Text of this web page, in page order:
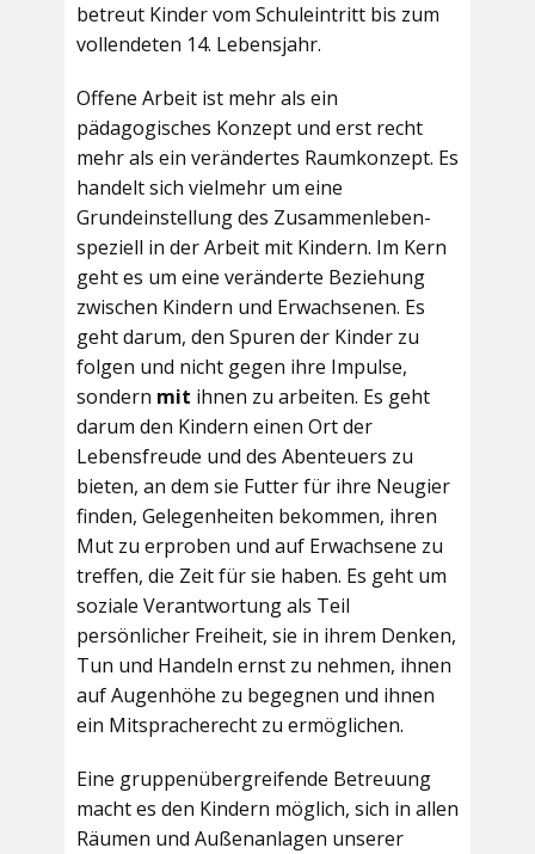
betreut Kinder vom Schuleintritt bis zum
vollendeten 14. Lebensjahr.
Offene Arbeit ist mehr als ein
pädagogisches Konzept und erst recht
mehr als ein verändertes Raumkonzept. Es
handelt sich vielmehr um eine
Grundeinstellung des Zusammenleben-
speziell in der Arbeit mit Kindern. Im Kern
geht es um eine veränderte Beziehung
zwischen Kindern und Erwachsenen. Es
geht darum, den Spuren der Kinder zu
folgen und nicht gegen ihre Impulse,
sondern mit ihnen zu arbeiten. Es geht
darum den Kindern einen Ort der
Lebensfreude und des Abenteuers zu
bieten, an dem sie Futter für ihre Neugier
finden, Gelegenheiten bekommen, ihren
Mut zu erproben und auf Erwachsene zu
treffen, die Zeit für sie haben. Es geht um
soziale Verantwortung als Teil
persönlicher Freiheit, sie in ihrem Denken,
Tun und Handeln ernst zu nehmen, ihnen
auf Augenhöhe zu begegnen und ihnen
ein Mitspracherecht zu ermöglichen.
Eine gruppenübergreifende Betreuung
macht es den Kindern möglich, sich in allen
Räumen und Außenanlagen unserer